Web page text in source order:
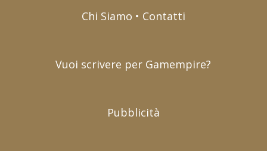
Chi Siamo • Contatti
Vuoi scrivere per Gamempire?
Pubblicità